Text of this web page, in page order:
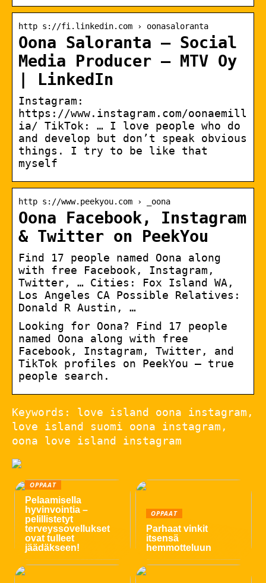
http s://fi.linkedin.com › oonasaloranta
Oona Saloranta – Social
Media Producer – MTV Oy
| LinkedIn
Instagram:
https://www.instagram.com/oonaemill
ia/ TikTok: … I love people who do
and develop but don’t speak obvious
things. I try to be like that
myself
http s://www.peekyou.com › _oona
Oona Facebook, Instagram
& Twitter on PeekYou
Find 17 people named Oona along
with free Facebook, Instagram,
Twitter, … Cities: Fox Island WA,
Los Angeles CA Possible Relatives:
Donald R Austin, …
Looking for Oona? Find 17 people
named Oona along with free
Facebook, Instagram, Twitter, and
TikTok profiles on PeekYou – true
people search.
Keywords: love island oona instagram,
love island suomi oona instagram,
oona love island instagram
OPPAAT
Pelaamisella
hyvinvointia –
pelillistetyt
terveyssovellukset
ovat tulleet
jäädäkseen!
OPPAAT
Parhaat vinkit
itsensä
hemmotteluun